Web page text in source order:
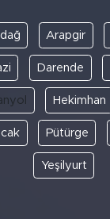
Arapgir
Darende
Hekimhan
Pütürge
Yeşilyurt
Haberleri